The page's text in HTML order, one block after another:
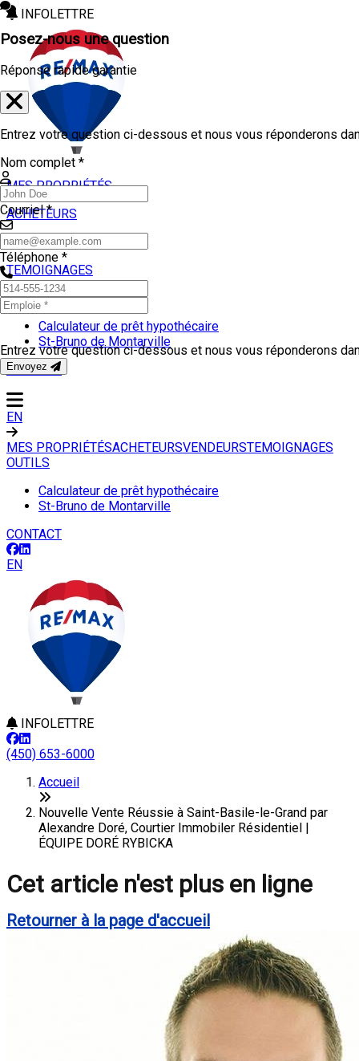
INFOLETTRE
MES PROPRIÉTÉS
ACHETEURS
VENDEURS
TEMOIGNAGES
OUTILS
Calculateur de prêt hypothécaire
St-Bruno de Montarville
CONTACT
EN
MES PROPRIÉTÉSACHETEURSVENDEURSTEMOIGNAGES
OUTILS
Calculateur de prêt hypothécaire
St-Bruno de Montarville
CONTACT
EN
INFOLETTRE
(450) 653-6000
Accueil
Nouvelle Vente Réussie à Saint-Basile-le-Grand par
Alexandre Doré, Courtier Immobiler Résidentiel |
ÉQUIPE DORÉ RYBICKA
Cet article n'est plus en ligne
Retourner à la page d'accueil
Posez-nous une question
Réponse rapide garantie
Entrez votre question ci-dessous et nous vous réponderons
Nom complet *
Courriel *
Téléphone *
Entrez votre question ci-dessous et nous vous réponderons
Envoyez